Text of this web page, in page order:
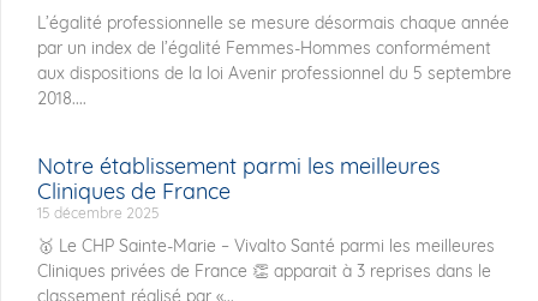
L’égalité professionnelle se mesure désormais chaque année
par un index de l’égalité Femmes-Hommes conformément
aux dispositions de la loi Avenir professionnel du 5 septembre
2018....
Notre établissement parmi les meilleures
Cliniques de France
15 décembre 2025
🥇 Le CHP Sainte-Marie – Vivalto Santé parmi les meilleures
Cliniques privées de France 👏 apparait à 3 reprises dans le
classement réalisé par «...